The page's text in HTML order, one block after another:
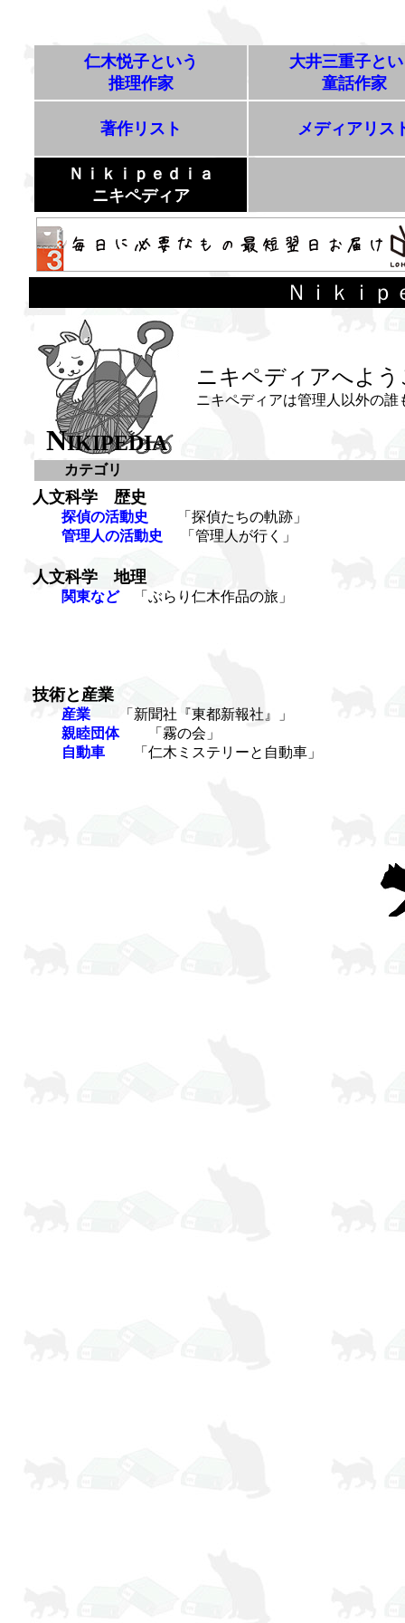
仁木悦子という
推理作家
大井三重子と
童話作家
著作リスト メディアリス
Ｎｉｋｉｐｅｄｉａ
ニキペディア
Ｎｉｋｉ
NIKIPEDIA
ニキペディアへよう
ニキペディアは管理人以外の誰
カテゴリ
人文科学 歴史
探偵の活動史
「探偵たちの軌跡」
管理人の活動史
「管理人が行く」
人文科学 地理
関東など「ぶらり仁木作品の旅」
技術と産業
産業 「新聞社『東都新報社』」
親睦団体「霧の会」
自動車 「仁木ミステリーと自動車」